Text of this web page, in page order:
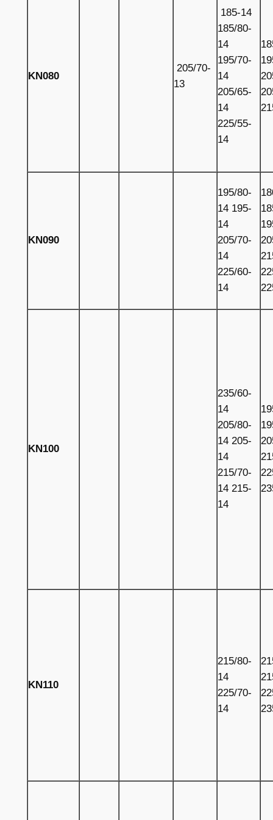
KN080
205/70-
13
185-14
185/80-
14
195/70-
14
205/65-
14
225/55-
14
KN090
195/80-
14 195-
14
205/70-
14
225/60-
14
KN100
235/60-
14
205/80-
14 205-
14
215/70-
14 215-
14
KN110
215/80-
14
225/70-
14